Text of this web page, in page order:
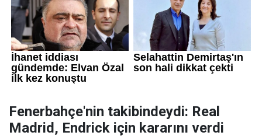
Fenerbahçe'nin takibindeydi: Real
Madrid, Endrick için kararını verdi